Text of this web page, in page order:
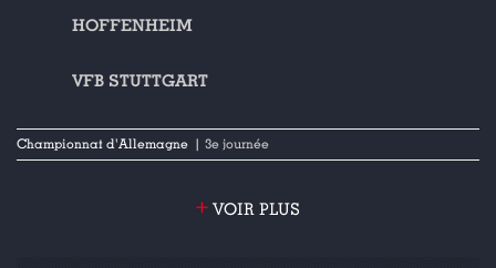
HOFFENHEIM
VFB STUTTGART
Championnat d'Allemagne | 3e journée
+ VOIR PLUS